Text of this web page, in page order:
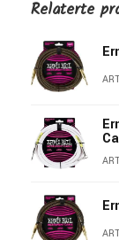
Kontakter: 2
Lengde
:
Farge:
Flott kvalitet
Lavt brum
Fantastisk
Yttertrekk
Pris pr stk
Relaterte